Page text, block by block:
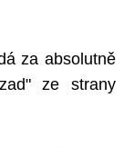
za absolutně
ze strany